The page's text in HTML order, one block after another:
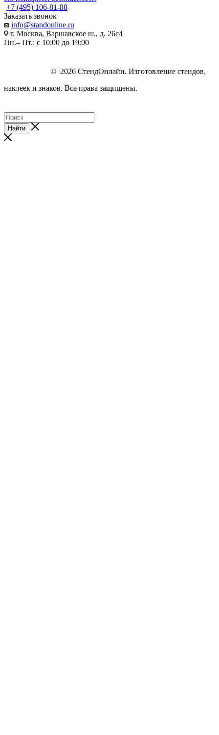
+7 (495) 106-81-88
Заказать звонок
info@standonline.ru
г. Москва, Варшавское ш., д. 26с4
Пн.– Пт.: с 10:00 до 19:00
© 2026 СтендОнлайн. Изготовление стендов,
наклеек и знаков. Все права защищены.
Найти